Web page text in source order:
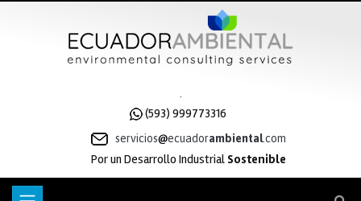
(593) 999773316
servicios ecuadorambiental.com
Por un Desarrollo Industrial Sostenible